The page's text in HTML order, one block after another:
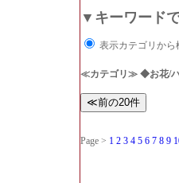
▼キーワード
表示カテゴリから
≪カテゴリ≫ ◆お花/ハ
Page > 1 2 3 4 5 6 7 8 9